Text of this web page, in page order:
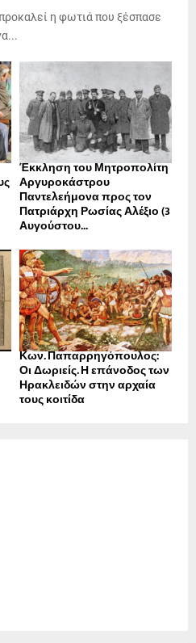
η φωτιά που ξέσπασε
Έκκληση του Μητροπολίτη
Αργυροκάστρου
Παντελεήμονα προς τον
Πατριάρχη Ρωσίας Αλέξιο (3
Αυγούστου...
Κων. Παπαρρηγόπουλος:
Οι Δωριείς. Η επάνοδος των
Ηρακλειδών στην αρχαία
τους κοιτίδα